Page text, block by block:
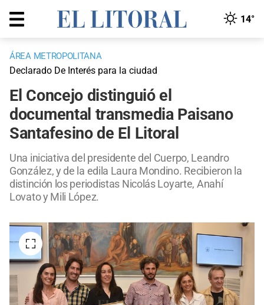
14°
ÁREA METROPOLITANA
Declarado De Interés para la ciudad
El Concejo distinguió el
documental transmedia Paisano
Santafesino de El Litoral
Una iniciativa del presidente del Cuerpo, Leandro
González, y de la edila Laura Mondino. Recibieron la
distinción los periodistas Nicolás Loyarte, Anahí
Lovato y Mili López.